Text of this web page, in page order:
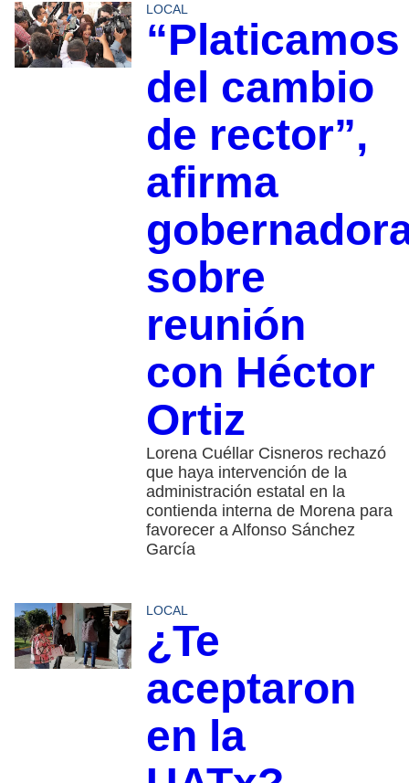
LOCAL
“Platicamos
del cambio
de rector”,
afirma
sobre
reunión
con Héctor
Ortiz
Lorena Cuéllar Cisneros rechazó
que haya intervención de la
administración estatal en la
contienda interna de Morena para
favorecer a Alfonso Sánchez
García
LOCAL
¿Te
aceptaron
en la